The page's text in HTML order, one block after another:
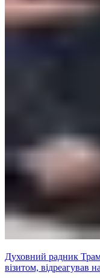
Духовний радник
візитом, відреагував